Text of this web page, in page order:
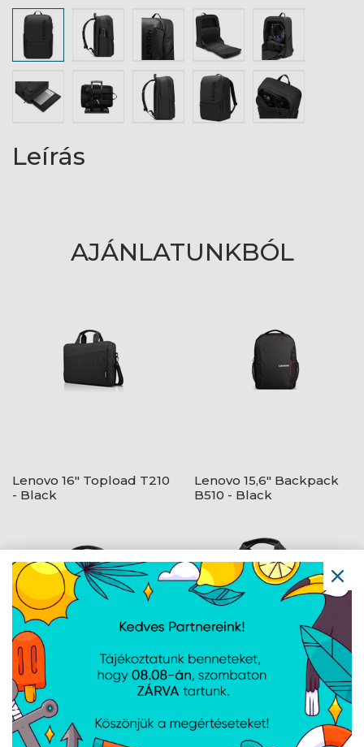
Leírás
AJÁNLATUNKBÓL
Lenovo 16" Topload T210
- Black
Lenovo 15,6" Backpack
B510 - Black
Lenovo 15,6" Casual
Toploader T210 - Black
Lenovo 16" Topload T210